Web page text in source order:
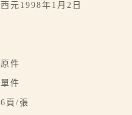
西元1998年1月2日
原件
單件
6頁/張